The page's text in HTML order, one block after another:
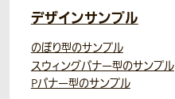
デザインサンプル
のぼり型のサンプル
スウィングバナー型のサンプル
Pバナー型のサンプル